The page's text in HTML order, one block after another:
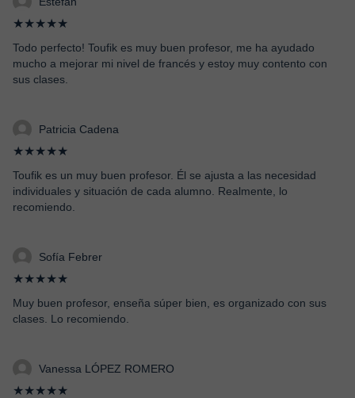
★★★★★
Todo perfecto! Toufik es muy buen profesor, me ha ayudado
mucho a mejorar mi nivel de francés y estoy muy contento con
sus clases.
Patricia Cadena
★★★★★
Toufik es un muy buen profesor. Él se ajusta a las necesidad
individuales y situación de cada alumno. Realmente, lo
recomiendo.
Sofía Febrer
★★★★★
Muy buen profesor, enseña súper bien, es organizado con sus
clases. Lo recomiendo.
Vanessa LÓPEZ ROMERO
★★★★★